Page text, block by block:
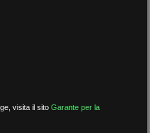
visita il sitoGarante per la